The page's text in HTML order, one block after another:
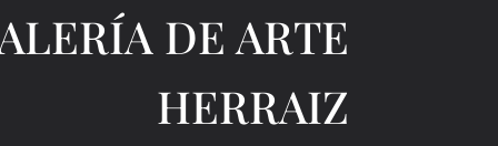
DE ARTE
HERRAIZ